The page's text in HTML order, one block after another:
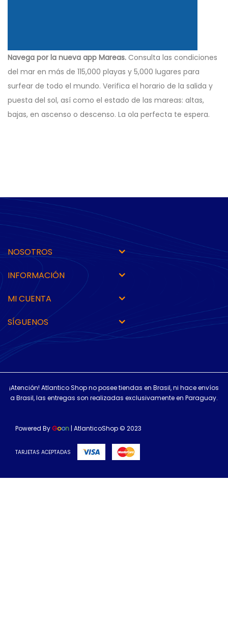
Navega por la nueva app Mareas. Consulta las condiciones
del mar en más de 115,000 playas y 5,000 lugares para
surfear de todo el mundo. Verifica el horario de la salida y
puesta del sol, así como el estado de las mareas: altas,
bajas, en ascenso o descenso. La ola perfecta te espera.
NOSOTROS
INFORMACIÓN
MI CUENTA
SÍGUENOS
¡Atención! Atlantico Shop no posee tiendas en Brasil, ni hace envíos
a Brasil, las entregas son realizadas exclusivamente en Paraguay.
Powered By Goon | AtlanticoShop © 2023
TARJETAS ACEPTADAS